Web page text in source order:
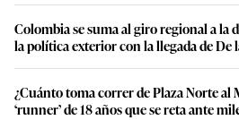
Colombia se suma al giro regional a la
la política exterior con la llegada de De
¿Cuánto toma correr de Plaza Norte al
‘runner’ de 18 años que se reta ante